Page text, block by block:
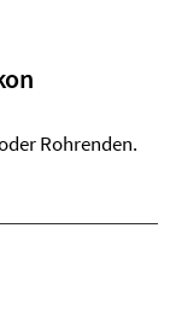
Rohrenden.